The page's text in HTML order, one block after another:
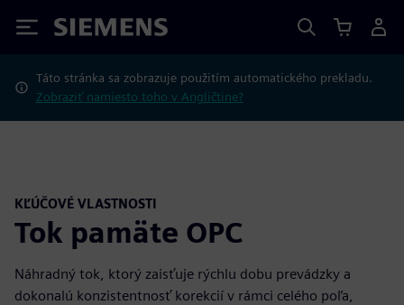
Siemens
Táto stránka sa zobrazuje použitím automatického prekladu.
Zobraziť namiesto toho v Angličtine?
KĽÚČOVÉ VLASTNOSTI
Tok pamäte OPC
Náhradný tok, ktorý zaisťuje rýchlu dobu prevádzky a
dokonalú konzistentnosť korekcií v rámci celého poľa,